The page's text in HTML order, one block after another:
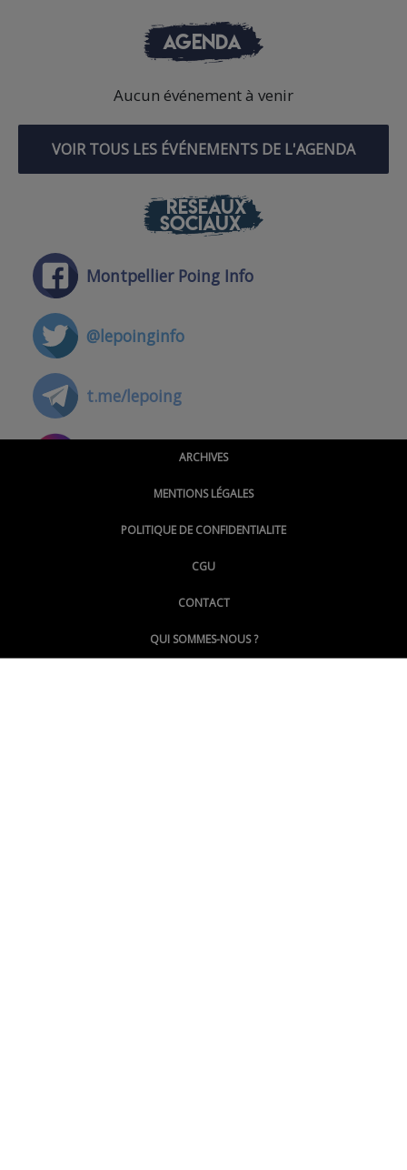
AGENDA
Aucun événement à venir
VOIR TOUS LES ÉVÉNEMENTS DE L'AGENDA
RÉSEAUX
SOCIAUX
Montpellier Poing Info
@lepoinginfo
t.me/lepoing
@montpellierpoinginfo
@LePoingMontpellier
ARCHIVES
MENTIONS LÉGALES
POLITIQUE DE CONFIDENTIALITE
CGU
CONTACT
QUI SOMMES-NOUS ?